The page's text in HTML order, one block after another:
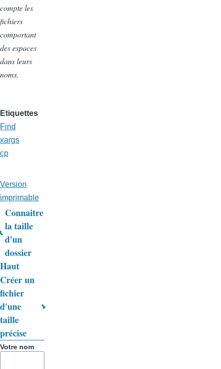
compte les
fichiers
comportant
des espaces
dans leurs
noms.
Etiquettes
Find
xargs
cp
Version
imprimable
Liens
transversaux
de
livre
pour
Trucs
&
Astuces
Connaitre
la taille
d'un
dossier
Haut
Créer un
fichier
d'une
taille
précise
Votre nom